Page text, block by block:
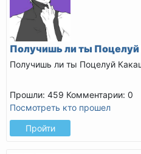
Получишь ли ты
Получишь ли ты Поцелуй
Прошли: 459 Комментарии: 0
Посмотреть кто прошел
Пройти